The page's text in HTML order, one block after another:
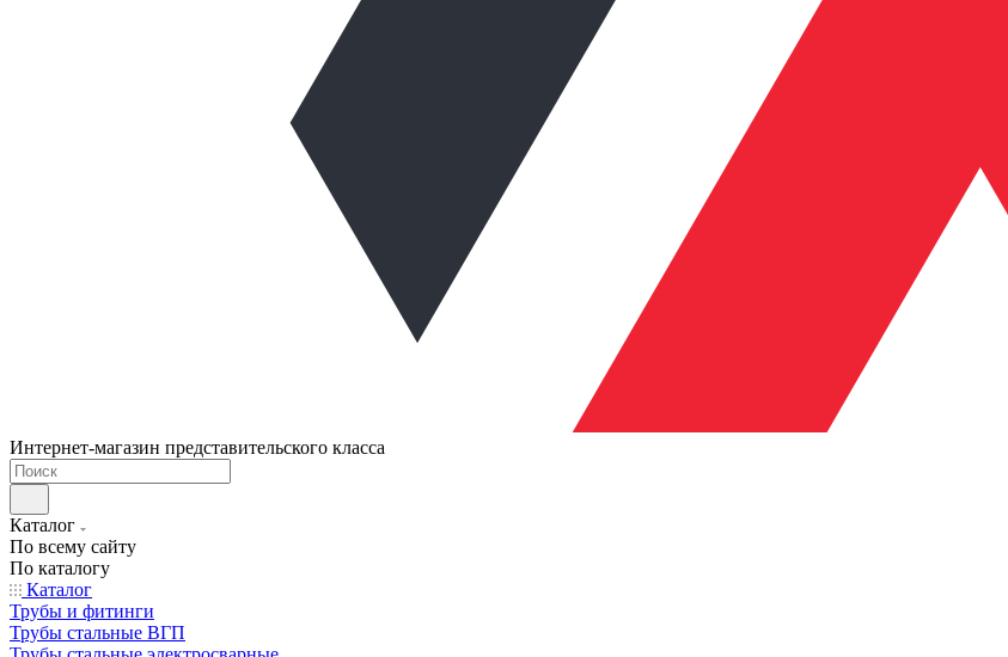
Интернет-магазин представительского класса
Каталог
По всему сайту
По каталогу
Каталог
Трубы и фитинги
Трубы стальные ВГП